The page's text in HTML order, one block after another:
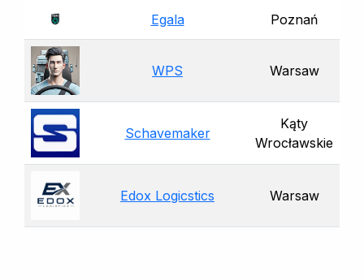
Egala Poznań
WPS Warsaw
Schavemaker
Kąty
Wrocławskie
Edox Logicstics Warsaw